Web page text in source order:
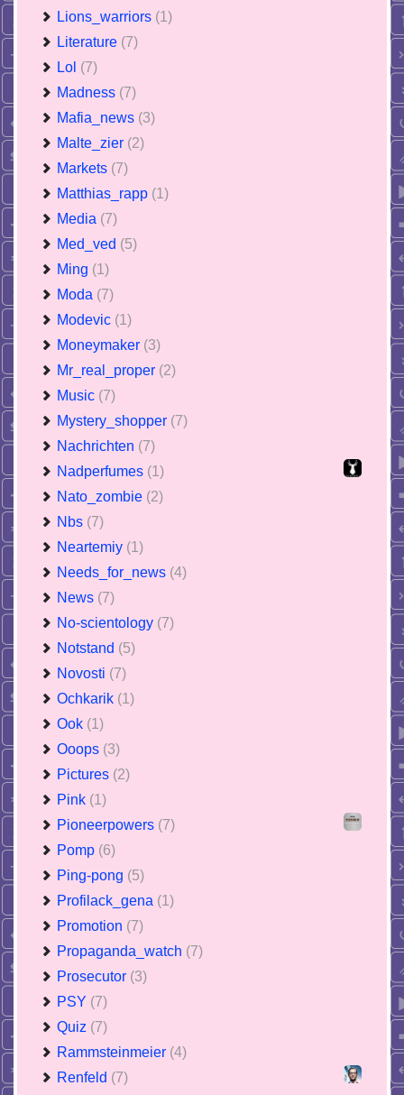
Lions_warriors (1)
Literature (7)
Lol (7)
Madness (7)
Mafia_news (3)
Malte_zier (2)
Markets (7)
Matthias_rapp (1)
Media (7)
Med_ved (5)
Ming (1)
Moda (7)
Modevic (1)
Moneymaker (3)
Mr_real_proper (2)
Music (7)
Mystery_shopper (7)
Nachrichten (7)
Nadperfumes (1)
Nato_zombie (2)
Nbs (7)
Neartemiy (1)
Needs_for_news (4)
News (7)
No-scientology (7)
Notstand (5)
Novosti (7)
Ochkarik (1)
Ook (1)
Ooops (3)
Pictures (2)
Pink (1)
Pioneerpowers (7)
Pomp (6)
Ping-pong (5)
Profilack_gena (1)
Promotion (7)
Propaganda_watch (7)
Prosecutor (3)
PSY (7)
Quiz (7)
Rammsteinmeier (4)
Renfeld (7)